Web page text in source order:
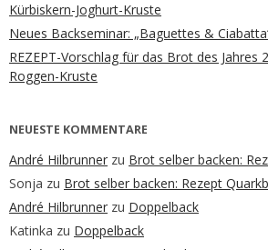
Kürbiskern-Joghurt-Kruste
Neues Backseminar: „Baguettes &
REZEPT-Vorschlag für das Brot des Jahres
Roggen-Kruste
NEUESTE KOMMENTARE
André Hilbrunner zu Brot selber backen:
Sonja zu Brot selber backen: Rezept
André Hilbrunner zu Doppelback
Katinka zu Doppelback